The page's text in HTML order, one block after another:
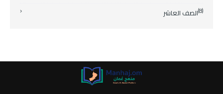
الصف العاشر (8)